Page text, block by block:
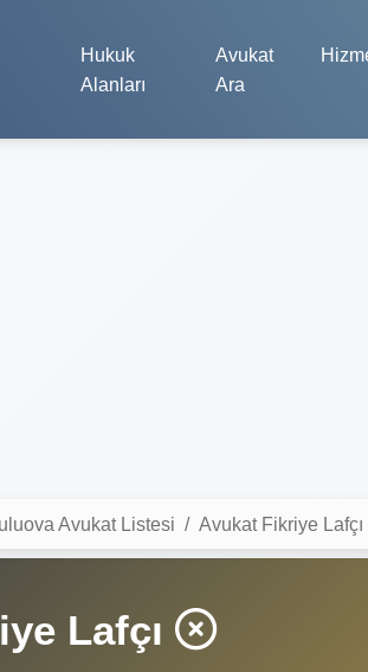
Hukuk
Alanları
Avukat
Ara
Avukat Listesi Avukat Fikriye Lafçı
Lafçı